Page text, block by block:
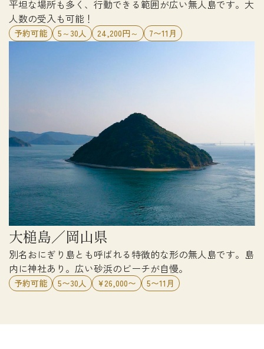
平坦な場所も多く、行動できる範囲が広い無人島です。大
人数の受入も可能！
予約可能 5～30人 24,200円～ 7〜11月
大槌島／岡山県
別名おにぎり島とも呼ばれる特徴的な形の無人島です。島
内に神社あり。広い砂浜のビーチが自慢。
予約可能 5〜30人 ¥26,000〜 5〜11月